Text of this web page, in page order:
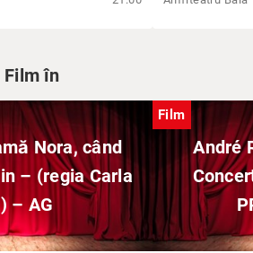
în
Nora, când
– (regia Carla
– AG
Film
André